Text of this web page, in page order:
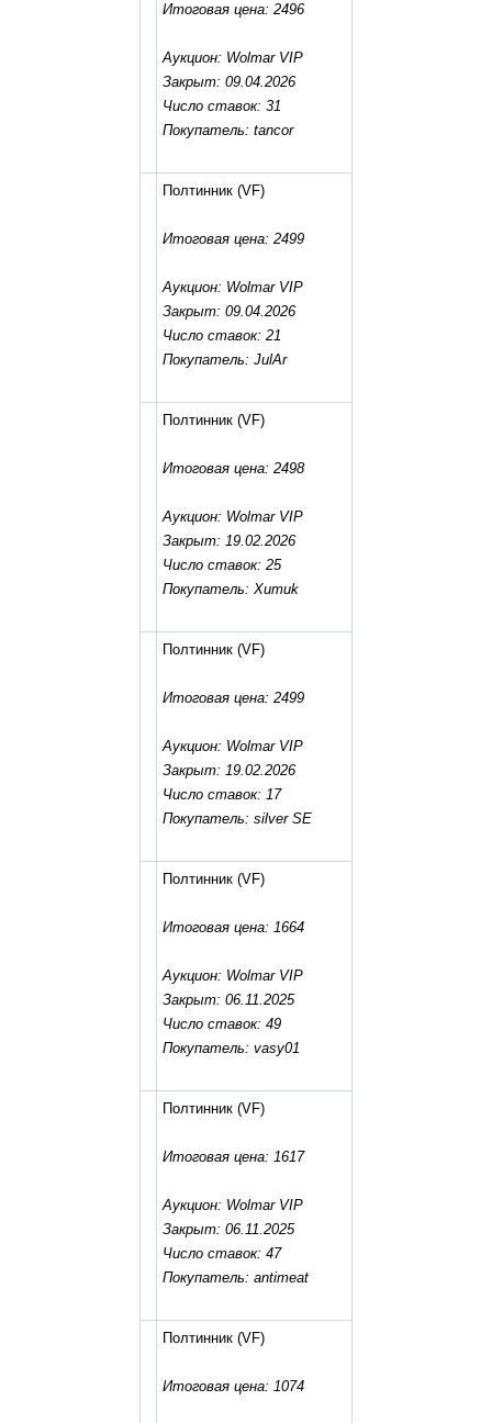
Итоговая цена: 2496
Аукцион: Wolmar VIP
Закрыт: 09.04.2026
Число ставок: 31
Покупатель: tancor
Полтинник (VF)
Итоговая цена: 2499
Аукцион: Wolmar VIP
Закрыт: 09.04.2026
Число ставок: 21
Покупатель: JulAr
Полтинник (VF)
Итоговая цена: 2498
Аукцион: Wolmar VIP
Закрыт: 19.02.2026
Число ставок: 25
Покупатель: Xumuk
Полтинник (VF)
Итоговая цена: 2499
Аукцион: Wolmar VIP
Закрыт: 19.02.2026
Число ставок: 17
Покупатель: silver SE
Полтинник (VF)
Итоговая цена: 1664
Аукцион: Wolmar VIP
Закрыт: 06.11.2025
Число ставок: 49
Покупатель: vasy01
Полтинник (VF)
Итоговая цена: 1617
Аукцион: Wolmar VIP
Закрыт: 06.11.2025
Число ставок: 47
Покупатель: antimeat
Полтинник (VF)
Итоговая цена: 1074